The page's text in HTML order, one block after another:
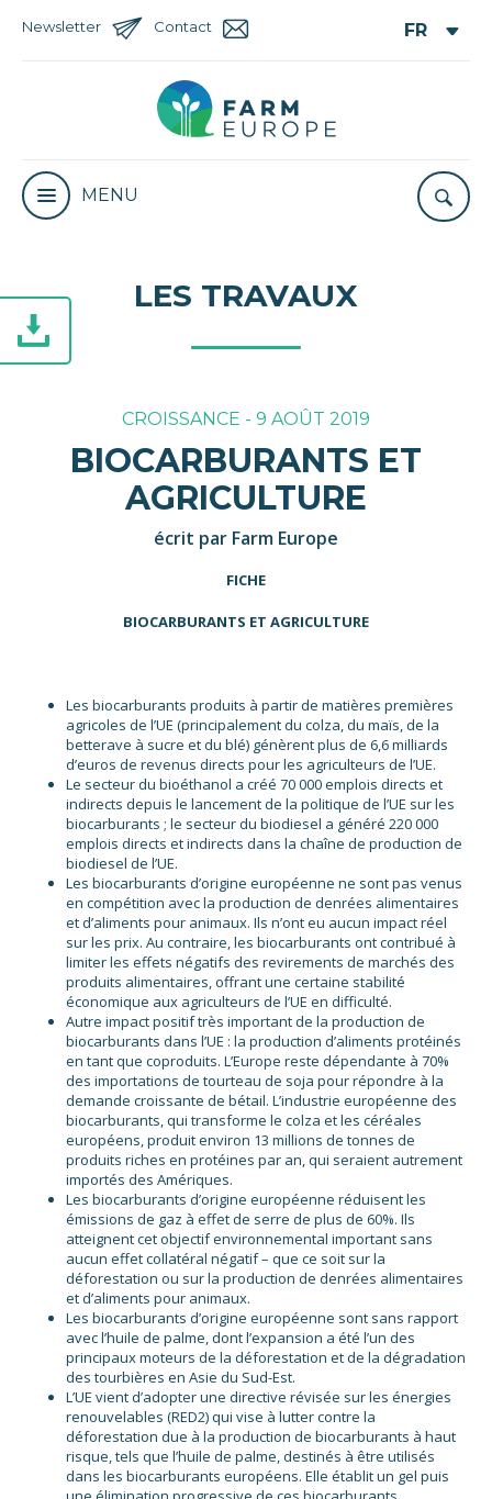
Newsletter Contact
MENU
LES TRAVAUX
CROISSANCE - 9 AOÛT 2019
BIOCARBURANTS ET
AGRICULTURE
écrit par Farm Europe
FICHE
BIOCARBURANTS ET AGRICULTURE
Les biocarburants produits à partir de matières premières
agricoles de l’UE (principalement du colza, du maïs, de la
betterave à sucre et du blé) génèrent plus de 6,6 milliards
d’euros de revenus directs pour les agriculteurs de l’UE.
Le secteur du bioéthanol a créé 70 000 emplois directs et
indirects depuis le lancement de la politique de l’UE sur les
biocarburants ; le secteur du biodiesel a généré 220 000
emplois directs et indirects dans la chaîne de production de
biodiesel de l’UE.
Les biocarburants d’origine européenne ne sont pas venus
en compétition avec la production de denrées alimentaires
et d’aliments pour animaux. Ils n’ont eu aucun impact réel
sur les prix. Au contraire, les biocarburants ont contribué à
limiter les effets négatifs des revirements de marchés des
produits alimentaires, offrant une certaine stabilité
économique aux agriculteurs de l’UE en difficulté.
Autre impact positif très important de la production de
biocarburants dans l’UE : la production d’aliments protéinés
en tant que coproduits. L’Europe reste dépendante à 70%
des importations de tourteau de soja pour répondre à la
demande croissante de bétail. L’industrie européenne des
biocarburants, qui transforme le colza et les céréales
européens, produit environ 13 millions de tonnes de
produits riches en protéines par an, qui seraient autrement
importés des Amériques.
Les biocarburants d’origine européenne réduisent les
émissions de gaz à effet de serre de plus de 60%. Ils
atteignent cet objectif environnemental important sans
aucun effet collatéral négatif – que ce soit sur la
déforestation ou sur la production de denrées alimentaires
et d’aliments pour animaux.
Les biocarburants d’origine européenne sont sans rapport
avec l’huile de palme, dont l’expansion a été l’un des
principaux moteurs de la déforestation et de la dégradation
des tourbières en Asie du Sud-Est.
L’UE vient d’adopter une directive révisée sur les énergies
renouvelables (RED2) qui vise à lutter contre la
déforestation due à la production de biocarburants à haut
risque, tels que l’huile de palme, destinés à être utilisés
dans les biocarburants européens. Elle établit un gel puis